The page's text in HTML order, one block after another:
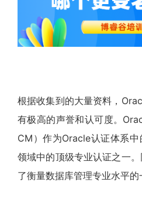
根据收集到的大量资料，
有极高的声誉和认可度。
CM）作为Oracle认证体系
领域中的顶级专业认证之一
了衡量数据库管理专业水平的